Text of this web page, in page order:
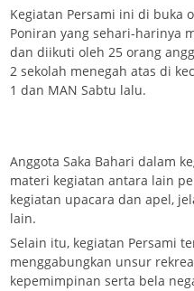
Kegiatan Persami ini di buka
Poniran yang sehari-harinya
dan diikuti oleh 25 orang
2 sekolah menegah atas di
1 dan MAN Sabtu lalu.
Anggota Saka Bahari dalam
materi kegiatan antara lain
kegiatan upacara dan apel,
lain.
Selain itu, kegiatan Persami
menggabungkan unsur
kepemimpinan serta bela